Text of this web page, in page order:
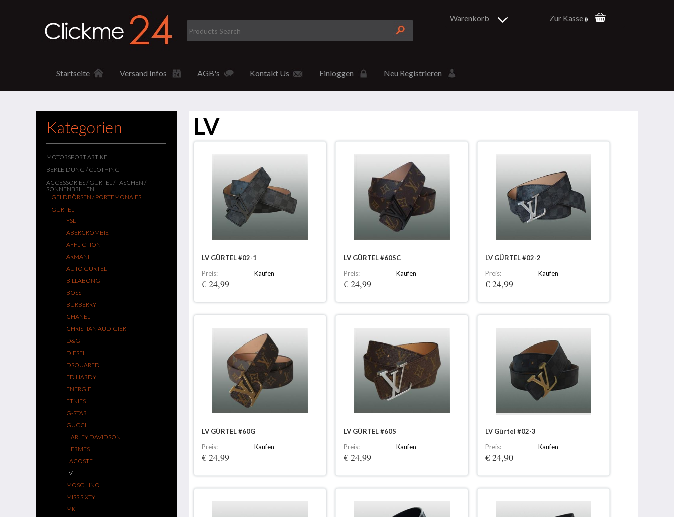
Warenkorb Zur Kasse 0
Startseite Versand Infos AGB's Kontakt Us Einloggen Neu Registrieren
Kategorien
MOTORSPORT ARTIKEL
BEKLEIDUNG / CLOTHING
ACCESSORIES / GÜRTEL / TASCHEN /
SONNENBRILLEN
GELDBÖRSEN / PORTEMONAIES
GÜRTEL
YSL
ABERCROMBIE
AFFLICTION
ARMANI
AUTO GÜRTEL
BILLABONG
BOSS
BURBERRY
CHANEL
CHRISTIAN AUDIGIER
D&G
DIESEL
DSQUARED
ED HARDY
ENERGIE
ETNIES
G-STAR
GUCCI
HARLEY DAVIDSON
HERMES
LACOSTE
LV
MOSCHINO
MISS SIXTY
MK
LV
LV GÜRTEL #02-1
Preis:
€ 24,99
Kaufen
LV GÜRTEL #60SC
Preis:
€ 24,99
Kaufen
LV GÜRTEL #02-2
Preis:
€ 24,99
Kaufen
LV GÜRTEL #60G
Preis:
€ 24,99
Kaufen
LV GÜRTEL #60S
Preis:
€ 24,99
Kaufen
LV Gürtel #02-3
Preis:
€ 24,90
Kaufen